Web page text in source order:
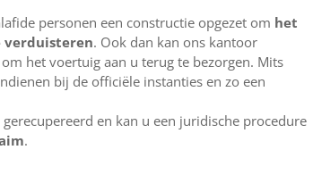
personen een constructie opgezet om het
verduisteren. Ook dan kan ons kantoor
het voertuig aan u terug te bezorgen. Mits
bij de officiële instanties en zo een
en kan u een juridische procedure
.